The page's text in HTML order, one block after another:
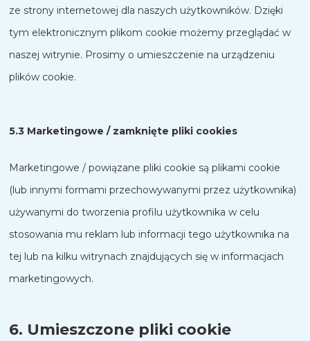
ze strony internetowej dla naszych użytkowników. Dzięki
tym elektronicznym plikom cookie możemy przeglądać w
naszej witrynie. Prosimy o umieszczenie na urządzeniu
plików cookie.
5.3 Marketingowe / zamknięte pliki cookies
Marketingowe / powiązane pliki cookie są plikami cookie
(lub innymi formami przechowywanymi przez użytkownika)
używanymi do tworzenia profilu użytkownika w celu
stosowania mu reklam lub informacji tego użytkownika na
tej lub na kilku witrynach znajdujących się w informacjach
marketingowych.
6. Umieszczone pliki cookie